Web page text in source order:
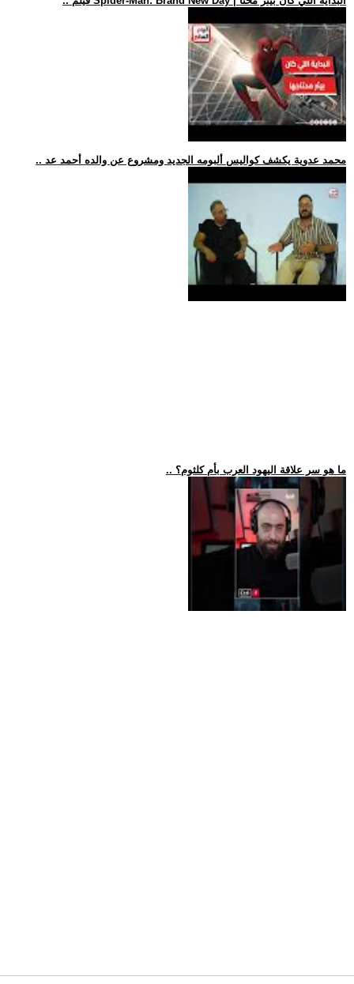
.. محمد عدوية يكشف كواليس ألبومه الجديد ومشروع عن والده أحمد عد
.. ما هو سر علاقة اليهود العرب بأم كلثوم؟